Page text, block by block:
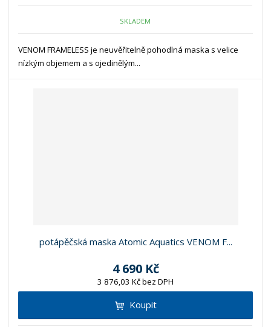
SKLADEM
VENOM FRAMELESS je neuvěřitelně pohodlná maska s velice
nízkým objemem a s ojedinělým...
potápěčská maska Atomic Aquatics VENOM F...
4 690 Kč
3 876,03 Kč bez DPH
Koupit